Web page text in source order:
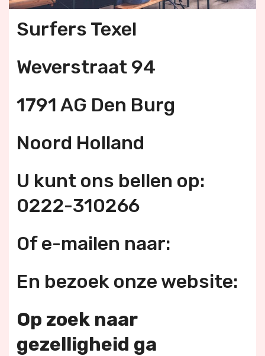
Surfers Texel
Weverstraat 94
1791 AG Den Burg
Noord Holland
U kunt ons bellen op:
0222-310266
Of e-mailen naar:
En bezoek onze website:
Op zoek naar
gezelligheid ga